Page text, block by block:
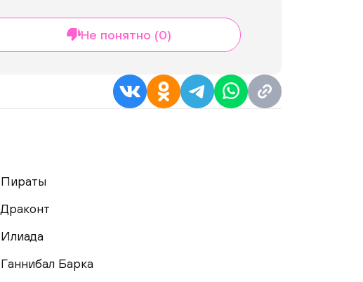
Не понятно (0)
Пираты
Драконт
Илиада
Ганнибал Барка